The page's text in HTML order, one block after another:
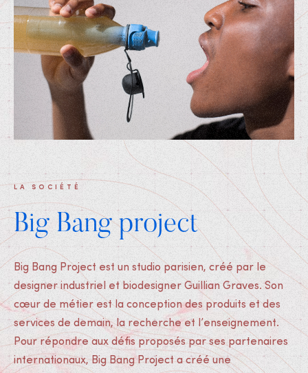
LA SOCIÉTÉ
Big Bang project
Big Bang Project est un studio parisien, créé par le
designer industriel et biodesigner Guillian Graves. Son
cœur de métier est la conception des produits et des
services de demain, la recherche et l’enseignement.
Pour répondre aux défis proposés par ses partenaires
internationaux, Big Bang Project a créé une